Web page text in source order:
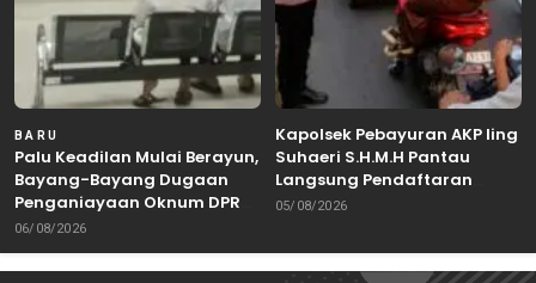
BARU
Palu Keadilan Mulai Berayun,
Bayang-Bayang Dugaan
Penganiayaan Oknum DPRD
Bekasi Masuk Meja Hijau
06/08/2026
Kapolsek Pebayuran AKP Iing
Suhaeri S.H.M.H Pantau
Langsung Pendaftaran
Bakal Calon Kepala Desa di
05/08/2026